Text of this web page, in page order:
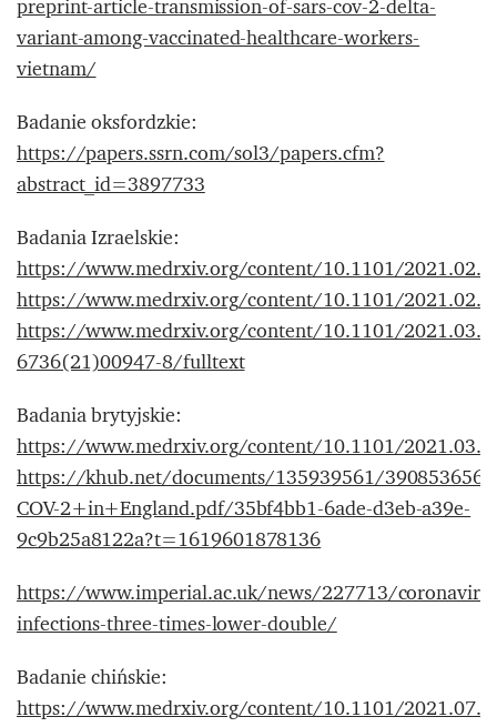
variant-among-vaccinated-healthcare-workers-
vietnam/
Badanie oksfordzkie:
https://papers.ssrn.com/sol3/papers.cfm?
abstract_id=3897733
Badania Izraelskie:
https://www.medrxiv.org/content/10.1101/
https://www.medrxiv.org/content/10.1101/
https://www.medrxiv.org/content/10.1101/
6736(21)00947-8/fulltext
Badania brytyjskie:
https://www.medrxiv.org/content/10.1101/
https://khub.net/documents/135939561/
COV-2+in+England.pdf/35bf4bb1-6ade-d3eb-a39e-
9c9b25a8122a?t=1619601878136
https://www.imperial.ac.uk/news/227713/
infections-three-times-lower-double/
Badanie chińskie:
https://www.medrxiv.org/content/10.1101/